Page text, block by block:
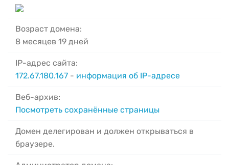
Возраст домена:
8 месяцев 19 дней
IP-адрес сайта:
172.67.180.167 - информация об IP-адресе
Веб-архив:
Посмотреть сохранённые страницы
Домен делегирован и должен открываться в
браузере.